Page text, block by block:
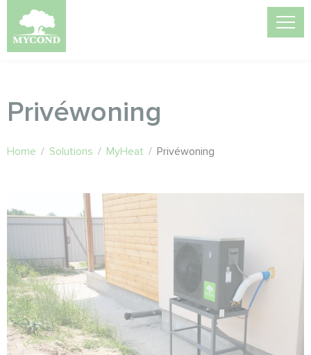
Privéwoning
Home / Solutions / MyHeat / Privéwoning